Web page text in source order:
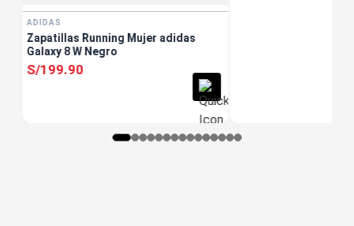
ADIDAS
Zapatillas Running Mujer adidas
Galaxy 8 W Negro
S/199.90